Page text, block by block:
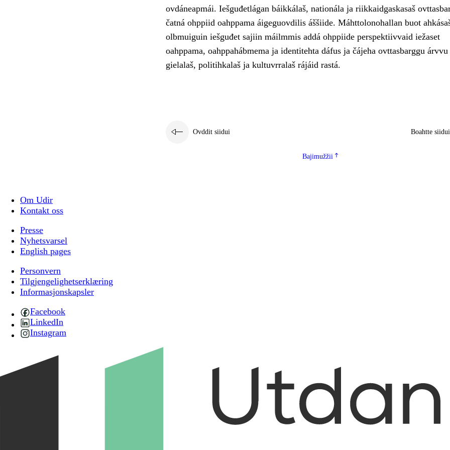
ovdáneapmái. Iešguđetlágan báikkálaš, nationála ja riikkaidgaskasaš
čatná ohppiid oahppama áigeguovdilis áššiide. Máhttolonohallan buot
olbmuiguin iešguđet sajiin máilmmis addá ohppiide perspektiivvaid iežaset
oahppama, oahppahábmema ja identitehta dáfus ja čájeha ovttasbarggu árvvu
gielalaš, politihkalaš ja kultuvrralaš rájáid rastá.
Ovddit siidui Boahtte siidui
Bajimužžii
Om Udir
Kontakt oss
Presse
Nyhetsvarsel
English pages
Personvern
Tilgjengelighetserklæring
Informasjonskapsler
Facebook
LinkedIn
Instagram